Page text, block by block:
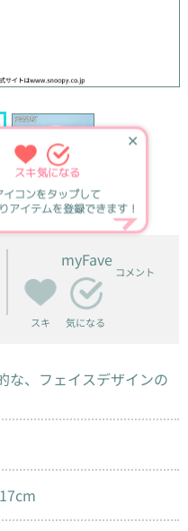
✕
スキ気になる
イコンをタップして
アイテムを登録できます！
myFave
スキ 気になる
コメント
な、フェイスデザインの